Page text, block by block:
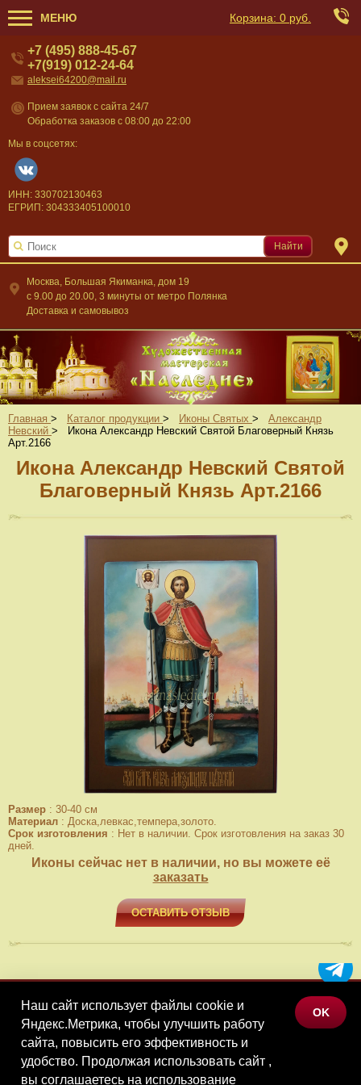
МЕНЮ Корзина: 0 руб.
Москва, Большая Якиманка, дом 19
c 9.00 до 20.00, 3 минуты от метро Полянка
Доставка и самовывоз
+7 (495) 888-45-67
+7(919) 012-24-64
aleksei64200@mail.ru
Прием заявок с сайта 24/7
Обработка заказов с 08:00 до 22:00
Мы в соцсетях:
ИНН: 330702130463
ЕГРИП: 304333405100010
Найти
Главная > Каталог продукции > Иконы Святых >
Александр
Невский >
Икона Александр Невский Святой Благоверный Князь
Арт.2166
Икона Александр Невский Святой
Благоверный Князь Арт.2166
Размер : 30-40 см
Материал : Доска,левкас,темпера,золото.
Срок изготовления : Нет в наличии. Срок изготовления на заказ 30
дней.
Иконы сейчас нет в наличии, но вы можете её
заказать
ОСТАВИТЬ ОТЗЫВ
МЕНЮ
КАТАЛОГ ТОВАРОВ
КОНТАКТЫ
Наш сайт использует файлы cookie и
Яндекс.Метрика, чтобы улучшить работу
сайта, повысить его эффективность и
удобство. Продолжая использовать сайт ,
вы соглашаетесь на использование
OK